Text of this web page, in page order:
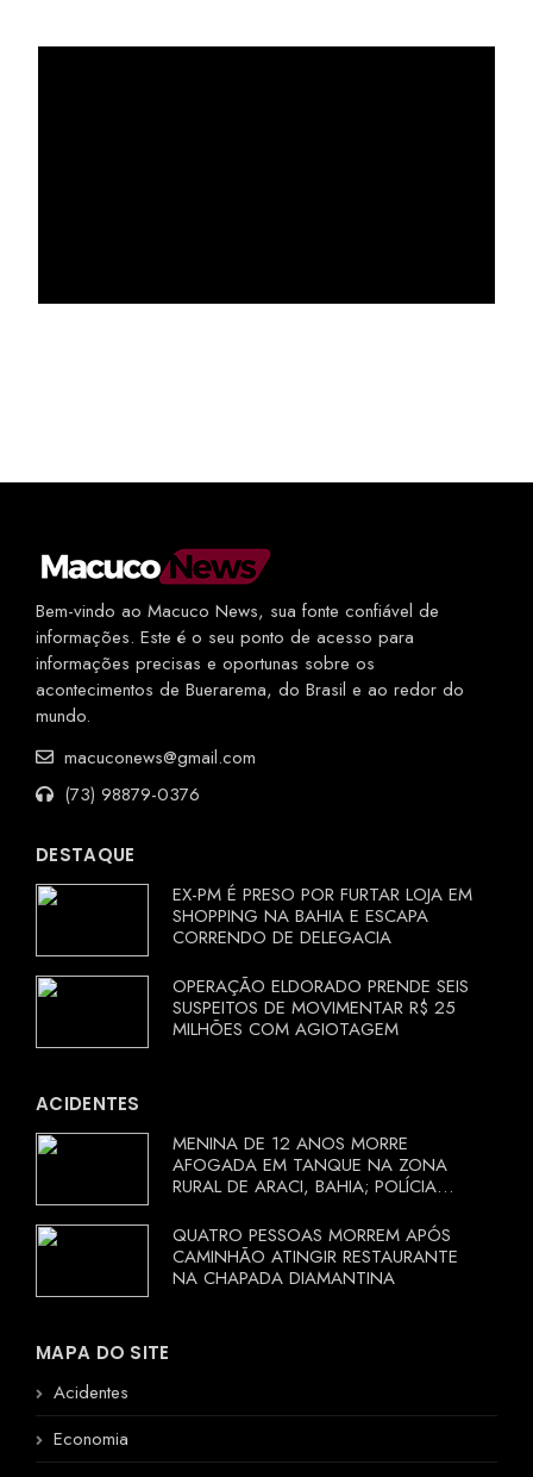
Bem-vindo ao Macuco News, sua fonte confiável de
informações. Este é o seu ponto de acesso para
informações precisas e oportunas sobre os
acontecimentos de Buerarema, do Brasil e ao redor do
mundo.
macuconews@gmail.com
(73) 98879-0376
DESTAQUE
EX-PM É PRESO POR FURTAR LOJA EM
SHOPPING NA BAHIA E ESCAPA
CORRENDO DE DELEGACIA
OPERAÇÃO ELDORADO PRENDE SEIS
SUSPEITOS DE MOVIMENTAR R$ 25
MILHÕES COM AGIOTAGEM
ACIDENTES
MENINA DE 12 ANOS MORRE
AFOGADA EM TANQUE NA ZONA
RURAL DE ARACI, BAHIA; POLÍCIA
QUATRO PESSOAS MORREM APÓS
CAMINHÃO ATINGIR RESTAURANTE
NA CHAPADA DIAMANTINA
MAPA DO SITE
Acidentes
Economia